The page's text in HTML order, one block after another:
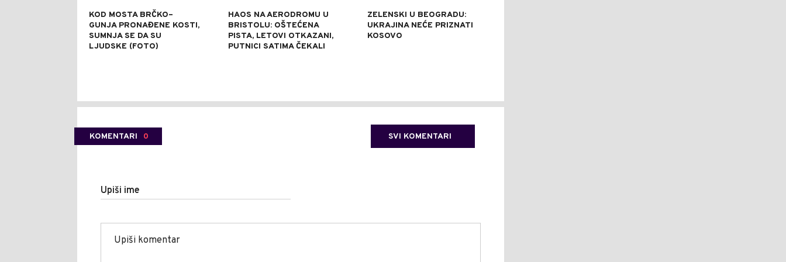
KOD MOSTA BRČKO–
GUNJA PRONAĐENE KOSTI,
SUMNJA SE DA SU
LJUDSKE (FOTO)
HAOS NA AERODROMU U
BRISTOLU: OŠTEĆENA
PISTA, LETOVI OTKAZANI,
PUTNICI SATIMA ČEKALI
ZELENSKI U BEOGRADU:
UKRAJINA NEĆE PRIZNATI
KOSOVO
KOMENTARI 0 SVI KOMENTARI
Upiši ime